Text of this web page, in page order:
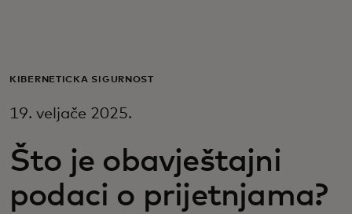
Za poslovanje
Za inovatore
KIBERNETIČKA SIGURNOST
19. veljače 2025.
Što je obavještajni
podaci o prijetnjama?